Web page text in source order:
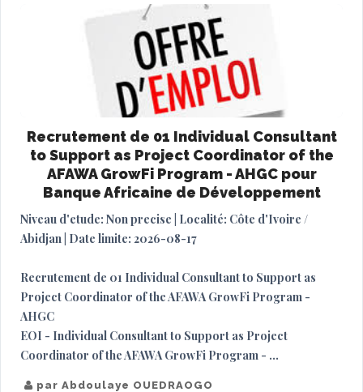
Recrutement de 01 Individual Consultant
to Support as Project Coordinator of the
AFAWA GrowFi Program - AHGC pour
Banque Africaine de Développement
Niveau d'etude: Non precise | Localité: Côte d'Ivoire /
Abidjan | Date limite: 2026-08-17
Recrutement de 01 Individual Consultant to Support as
Project Coordinator of the AFAWA GrowFi Program -
AHGC
EOI - Individual Consultant to Support as Project
Coordinator of the AFAWA GrowFi Program - ...
par Abdoulaye OUEDRAOGO